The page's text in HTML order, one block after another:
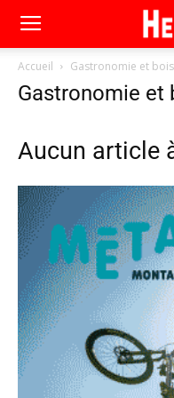
Accueil Gastronomie et
Gastronomie et
Aucun article